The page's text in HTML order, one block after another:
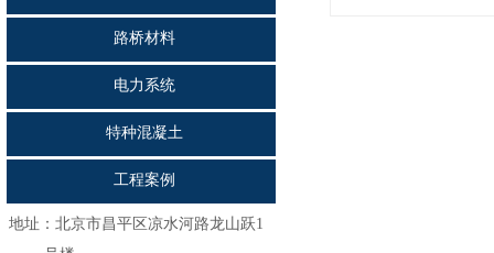
路桥材料
电力系统
特种混凝土
工程案例
地址： 北京市昌平区凉水河路龙山跃1